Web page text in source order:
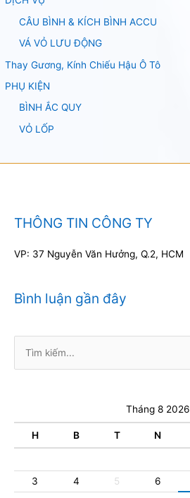
CÂU BÌNH & KÍCH BÌNH ACCU
VÁ VỎ LƯU ĐỘNG
Thay Gương, Kính Chiếu Hậu Ô Tô
PHỤ KIỆN
BÌNH ẮC QUY
VỎ LỐP
THÔNG TIN CÔNG TY
VP: 37 Nguyễn Văn Hưởng, Q.2, HCM
Bình luận gần đây
kiếm:
Tháng 8 2026
H B T N
3
4 5 6